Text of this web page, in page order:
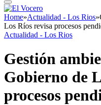
Home»Actualidad - Los Rios»
Los Ríos revisa procesos
Actualidad - Los Rios
Gestión
Gobierno de
procesos